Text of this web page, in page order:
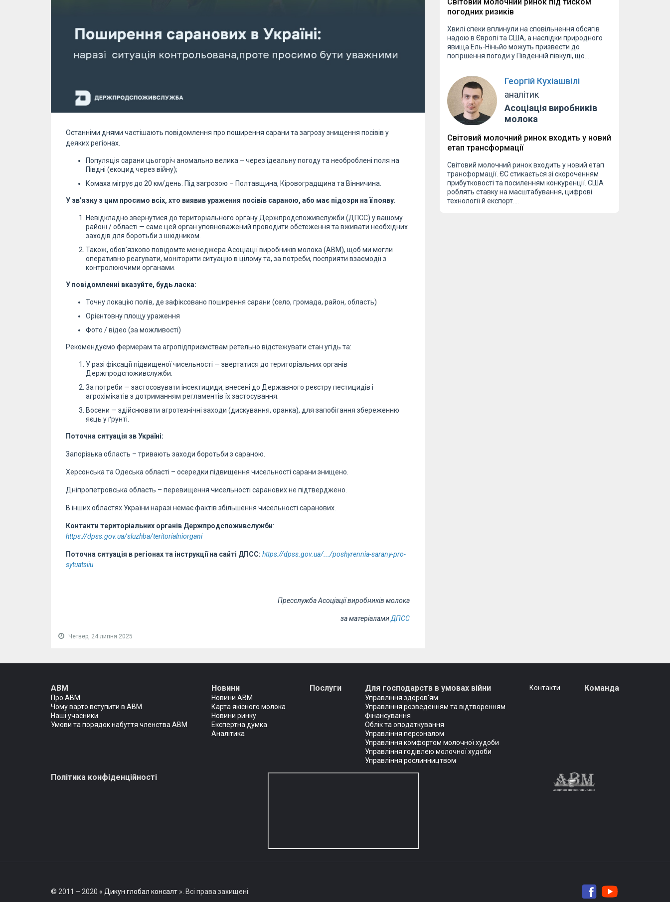
погодних ризиків
Хвилі спеки вплинули на сповільнення обсягів
надою в Європі та США, а наслідки природного
явища Ель-Ніньйо можуть призвести до
погіршення погоди у Південній півкулі, що…
Георгій Кухіашвілі
аналітик
Асоціація виробників
молока
Світовий молочний ринок входить у новий
етап трансформації
Світовий молочний ринок входить у новий етап
трансформації. ЄС стикається зі скороченням
прибутковості та посиленням конкуренції. США
роблять ставку на масштабування, цифрові
технології й експорт.…
Останніми днями частішають повідомлення про поширення сарани та загрозу знищення посівів у
деяких регіонах.
Популяція сарани цьогоріч аномально велика – через ідеальну погоду та необроблені поля на
Півдні (екоцид через війну);
Комаха мігрує до 20 км/день. Під загрозою – Полтавщина, Кіровоградщина та Вінничина.
У зв’язку з цим просимо всіх, хто виявив ураження посівів сараною, або має підозри на її появу:
Невідкладно звернутися до територіального органу Держпродспоживслужби (ДПСС) у вашому
районі / області — саме цей орган уповноважений проводити обстеження та вживати необхідних
заходів для боротьби з шкідником.
Також, обов’язково повідомте менеджера Асоціації виробників молока (АВМ), щоб ми могли
оперативно реагувати, моніторити ситуацію в цілому та, за потреби, посприяти взаємодії з
контролюючими органами.
У повідомленні вказуйте, будь ласка:
Точну локацію полів, де зафіксовано поширення сарани (село, громада, район, область)
Орієнтовну площу ураження
Фото / відео (за можливості)
Рекомендуємо фермерам та агропідприємствам ретельно відстежувати стан угідь та:
У разі фіксації підвищеної чисельності — звертатися до територіальних органів
Держпродспоживслужби.
За потреби — застосовувати інсектициди, внесені до Державного реєстру пестицидів і
агрохімікатів з дотриманням регламентів їх застосування.
Восени — здійснювати агротехнічні заходи (дискування, оранка), для запобігання збереженню
яєць у ґрунті.
Поточна ситуація зв Україні:
Запорізька область – тривають заходи боротьби з сараною.
Херсонська та Одеська області – осередки підвищення чисельності сарани знищено.
Дніпропетровська область – перевищення чисельності саранових не підтверджено.
В інших областях України наразі немає фактів збільшення чисельності саранових.
Контакти територіальних органів Держпродспоживслужби:
https://dpss.gov.ua/sluzhba/teritorialniorgani
Поточна ситуація в регіонах та інструкції на сайті ДПСС: https://dpss.gov.ua/.../poshyrennia-sarany-pro-
sytuatsiiu
Пресслужба Асоціації виробників молока
за матеріаламиДПСС
Четвер, 24 липня 2025
АВМ
Про АВМ
Чому варто вступити в АВМ
Наші учасники
Умови та порядок набуття членства АВМ
Новини
Новини АВМ
Карта якісного молока
Новини ринку
Експертна думка
Аналітика
Послуги Для господарств в умовах війни
Управління здоров'ям
Управління розведенням та відтворенням
Фінансування
Облік та оподаткування
Управління персоналом
Управління комфортом молочної худоби
Управління годівлею молочної худоби
Управління рослинництвом
Контакти Команда
Політика конфіденційності
© 2011 – 2020 « Дикун глобал консалт ». Всі права захищені.